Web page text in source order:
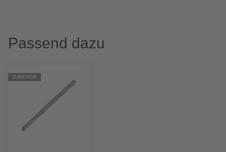
Passend dazu
ZUBEHÖR